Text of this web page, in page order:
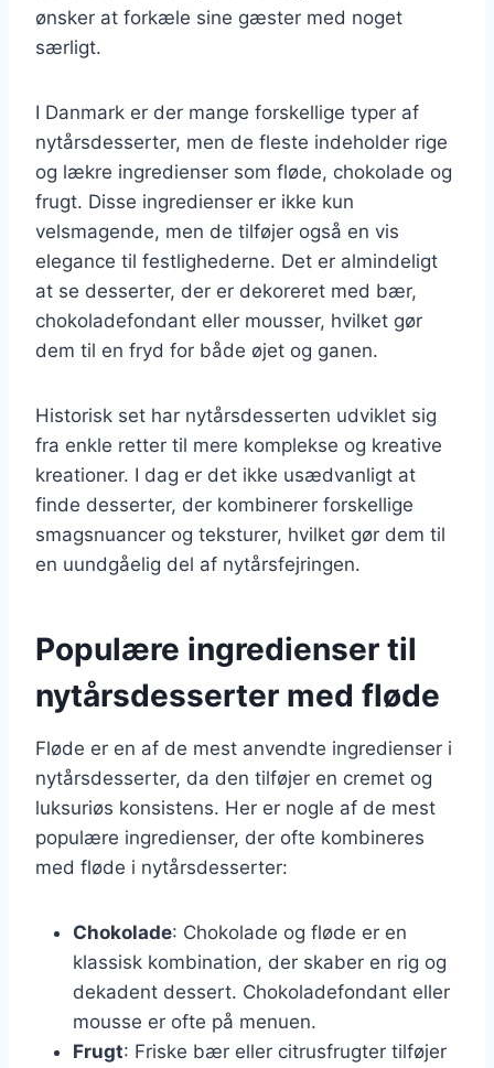
ønsker at forkæle sine gæster med noget
særligt.
I Danmark er der mange forskellige typer af
nytårsdesserter, men de fleste indeholder rige
og lækre ingredienser som fløde, chokolade og
frugt. Disse ingredienser er ikke kun
velsmagende, men de tilføjer også en vis
elegance til festlighederne. Det er almindeligt
at se desserter, der er dekoreret med bær,
chokoladefondant eller mousser, hvilket gør
dem til en fryd for både øjet og ganen.
Historisk set har nytårsdesserten udviklet sig
fra enkle retter til mere komplekse og kreative
kreationer. I dag er det ikke usædvanligt at
finde desserter, der kombinerer forskellige
smagsnuancer og teksturer, hvilket gør dem til
en uundgåelig del af nytårsfejringen.
Populære ingredienser til
nytårsdesserter med fløde
Fløde er en af de mest anvendte ingredienser i
nytårsdesserter, da den tilføjer en cremet og
luksuriøs konsistens. Her er nogle af de mest
populære ingredienser, der ofte kombineres
med fløde i nytårsdesserter:
Chokolade: Chokolade og fløde er en
klassisk kombination, der skaber en rig og
dekadent dessert. Chokoladefondant eller
mousse er ofte på menuen.
Frugt: Friske bær eller citrusfrugter tilføjer